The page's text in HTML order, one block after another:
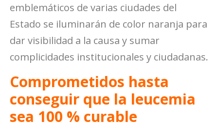
emblemáticos de varias ciudades del
Estado se iluminarán de color naranja para
dar visibilidad a la causa y sumar
complicidades institucionales y ciudadanas.
Comprometidos hasta
conseguir que la leucemia
sea 100 % curable